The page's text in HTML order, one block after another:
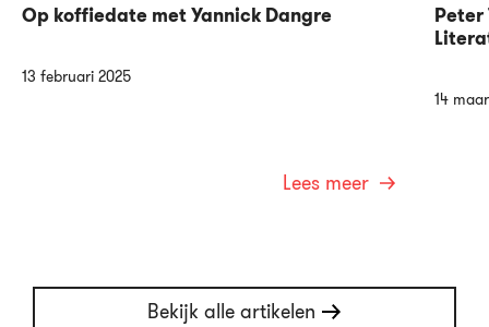
13 februari 2025
Op koffiedate met Yannick Dangre
Lees meer
14
Peter
Bekijk alle artikelen